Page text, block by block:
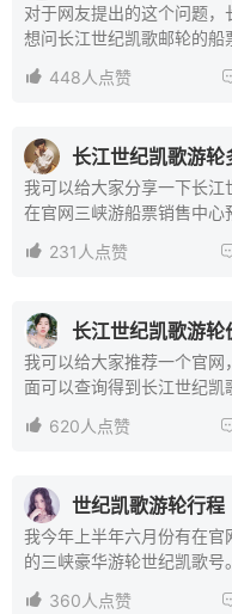
的超大阳光甲板，也有很
长江乃至世界内河载客量
对于网友提出的这个问题
想问长江世纪凯歌邮轮的船
轮的一些介绍。而不仅有
价格是在4026左右一个人
一看内舱的标准间，网站上
 448人点赞
长江世纪凯歌游轮
我可以给大家分享一下长
在官网三峡游船票销售中心
26平米，房间的结构是有
的，也是可以分开的。可以
 231人点赞
长江世纪凯歌游轮
我可以给大家推荐一个官
面可以查询得到长江世纪凯
轮，我可以给大家分享一
住两个人，世纪凯哥邮轮
话，就是内舱标准间价格在
以上，大家可以根据自己
 620人点赞
世纪凯歌游轮行程
我今年上半年六月份有在
的三峡豪华游轮世纪凯歌
 360人点赞